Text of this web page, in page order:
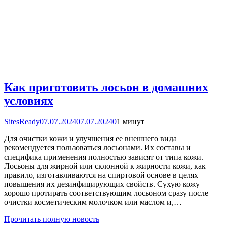
Как приготовить лосьон в домашних
условиях
SitesReady07.07.202407.07.202401 минут
Для очистки кожи и улучшения ее внешнего вида
рекомендуется пользоваться лосьонами. Их составы и
специфика применения полностью зависят от типа кожи.
Лосьоны для жирной или склонной к жирности кожи, как
правило, изготавливаются на спиртовой основе в целях
повышения их дезинфицирующих свойств. Сухую кожу
хорошо протирать соответствующим лосьоном сразу после
очистки косметическим молочком или маслом и,…
Прочитать полную новость